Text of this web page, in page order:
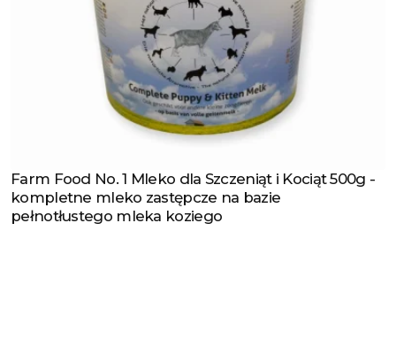
Zobacz produkt
Farm Food No. 1 Mleko dla Szczeniąt i Kociąt 500g -
kompletne mleko zastępcze na bazie
pełnotłustego mleka koziego